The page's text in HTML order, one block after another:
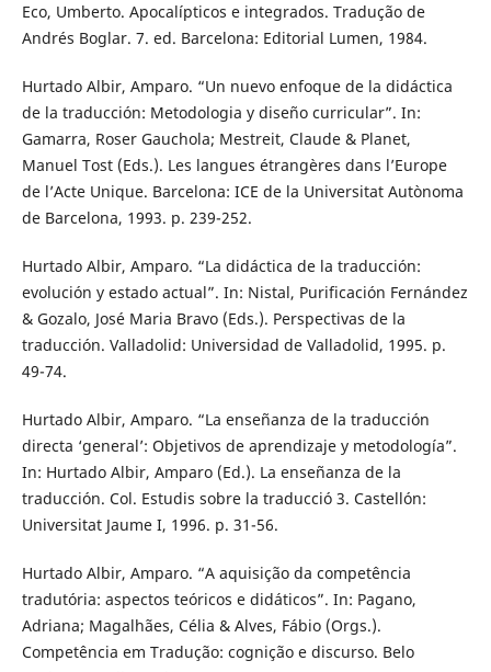
Eco, Umberto. Apocalípticos e integrados. Tradução de
Andrés Boglar. 7. ed. Barcelona: Editorial Lumen, 1984.
Hurtado Albir, Amparo. “Un nuevo enfoque de la didáctica
de la traducción: Metodologia y diseño curricular”. In:
Gamarra, Roser Gauchola; Mestreit, Claude & Planet,
Manuel Tost (Eds.). Les langues étrangères dans l’Europe
de l’Acte Unique. Barcelona: ICE de la Universitat Autònoma
de Barcelona, 1993. p. 239-252.
Hurtado Albir, Amparo. “La didáctica de la traducción:
evolución y estado actual”. In: Nistal, Purificación Fernández
& Gozalo, José Maria Bravo (Eds.). Perspectivas de la
traducción. Valladolid: Universidad de Valladolid, 1995. p.
49-74.
Hurtado Albir, Amparo. “La enseñanza de la traducción
directa ‘general’: Objetivos de aprendizaje y metodología”.
In: Hurtado Albir, Amparo (Ed.). La enseñanza de la
traducción. Col. Estudis sobre la traducció 3. Castellón:
Universitat Jaume I, 1996. p. 31-56.
Hurtado Albir, Amparo. “A aquisição da competência
tradutória: aspectos teóricos e didáticos”. In: Pagano,
Adriana; Magalhães, Célia & Alves, Fábio (Orgs.).
Competência em Tradução: cognição e discurso. Belo